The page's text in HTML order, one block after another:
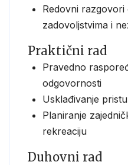
Redovni
zadovoljstvima i
Praktični rad
Pravedno
odgovornosti
Usklađivanje
Planiranje
rekreaciju
Duhovni rad